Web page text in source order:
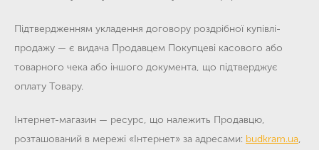
Підтвердженням укладення договору роздрібної купівлі-
продажу — є видача Продавцем Покупцеві касового або
товарного чека або іншого документа, що підтверджує
оплату Товару.
Інтернет-магазин — ресурс, що належить Продавцю,
розташований в мережі «Інтернет» за адресами: budkram.ua,